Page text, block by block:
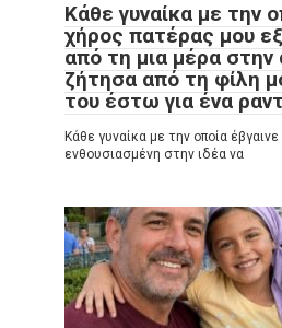
Κάθε γυναίκα με την
χήρος πατέρας μου
από τη μια μέρα
ζήτησα από τη φίλη
του έστω για ένα
Κάθε γυναίκα με την οποία
ενθουσιασμένη στην ιδέα να